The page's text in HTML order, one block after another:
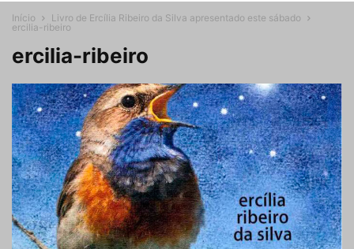
Início
Livro de Ercília Ribeiro da Silva apresentado este sábado
ercilia-ribeiro
ercilia-ribeiro